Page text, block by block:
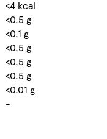
<4 kcal
<0,5 g
<0,1 g
<0,5 g
<0,5 g
<0,5 g
<0,01 g
-